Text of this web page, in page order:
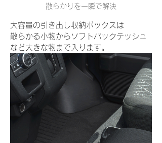
散らかりを一瞬で解決
大容量の引き出し収納ボックスは
散らかる小物からソフトパックテッシュ
など大きな物まで入ります。